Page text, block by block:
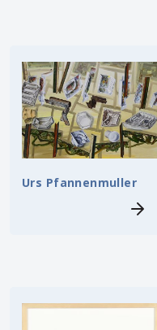
Urs Pfannenmuller